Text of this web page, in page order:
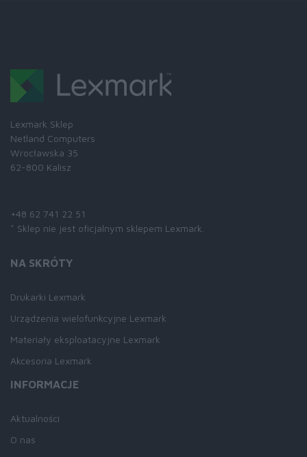
Lexmark Sklep
Netland Computers
Wrocławska 35
62-800 Kalisz
+48 62 741 22 51
* Sklep nie jest oficjalnym sklepem Lexmark.
NA SKRÓTY
Drukarki Lexmark
Urządzenia wielofunkcyjne Lexmark
Materiały eksploatacyjne Lexmark
Akcesoria Lexmark
INFORMACJE
Aktualności
O nas